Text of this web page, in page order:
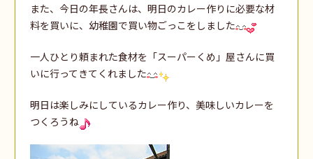
また、今日の年長さんは、明日のカレー作りに必要な材
料を買いに、幼稚園で買い物ごっこをしました
一人ひとり頼まれた食材を「スーパーくめ」屋さんに買
いに行ってきてくれました
明日は楽しみにしているカレー作り、美味しいカレーを
つくろうね